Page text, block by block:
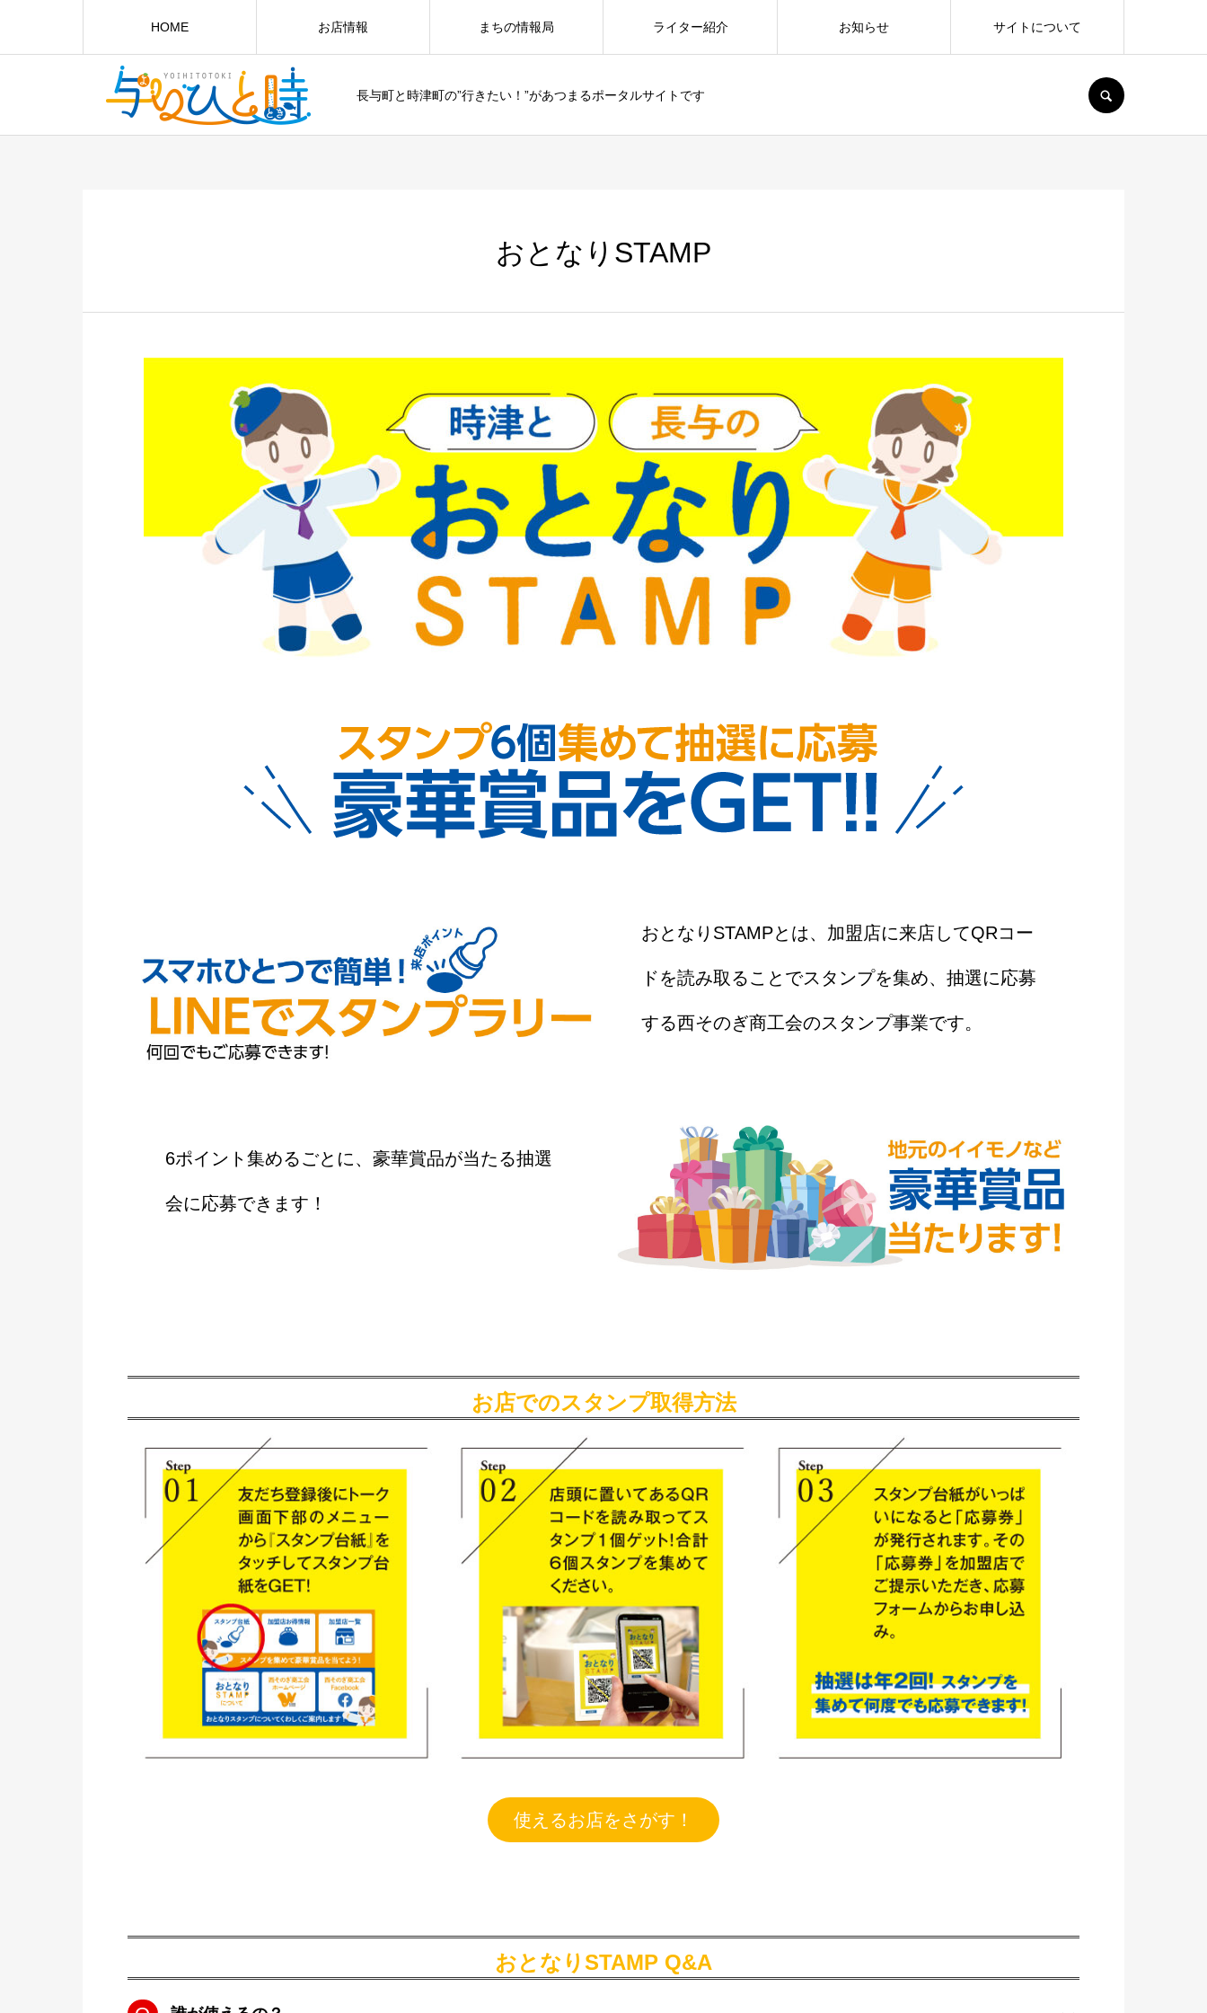
長与町と時津町の”行きたい！”があつまるポータルサイトです
HOME お店情報 まちの情報局 ライター紹介 お知らせ サイトについて
おとなりSTAMP
おとなりSTAMPとは、加盟店に来店してQRコー
ドを読み取ることでスタンプを集め、抽選に応募
する西そのぎ商工会のスタンプ事業です。
6ポイント集めるごとに、豪華賞品が当たる抽選
会に応募できます！
お店でのスタンプ取得方法
使えるお店をさがす！
おとなりSTAMP Q&A